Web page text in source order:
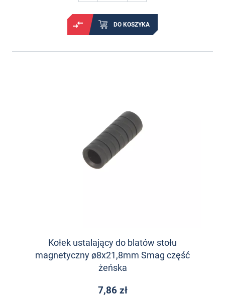
DO KOSZYKA
Kołek ustalający do blatów stołu
magnetyczny ø8x21,8mm Smag część
żeńska
7,86 zł